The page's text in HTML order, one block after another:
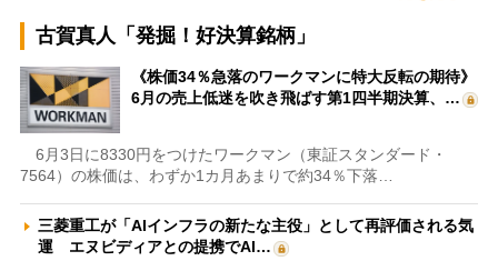
古賀真人「発掘！好決算銘柄」
《株価34％急落のワークマンに特大反転の期待》
6月の売上低迷を吹き飛ばす第1四半期決算、…
6月3日に8330円をつけたワークマン（東証スタンダード・
7564）の株価は、わずか1カ月あまりで約34％下落…
三菱重工が「AIインフラの新たな主役」として再評価される気
運 エヌビディアとの提携でAI…